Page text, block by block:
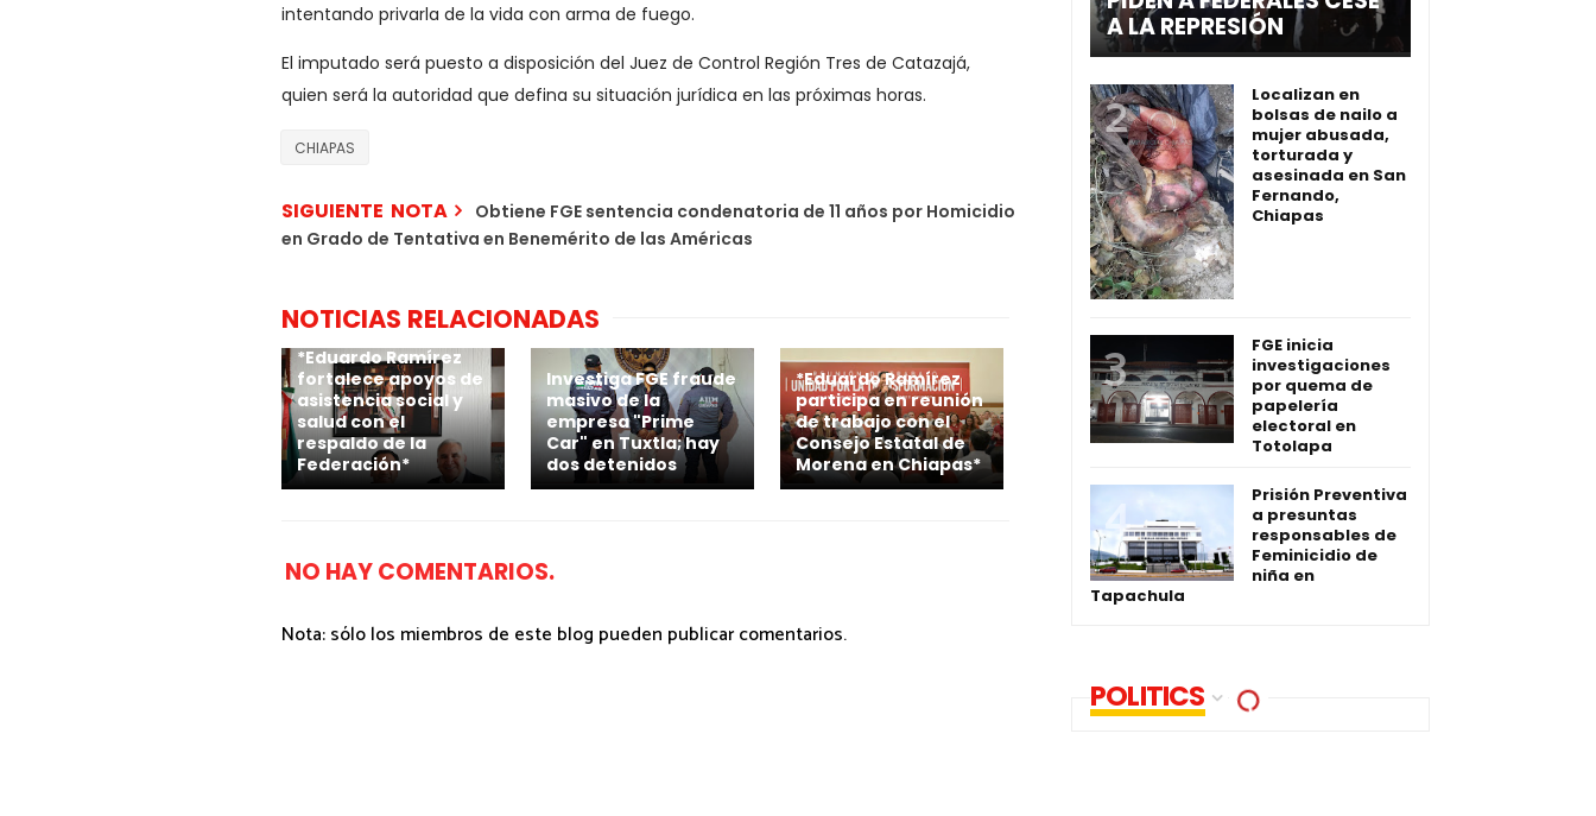
intentando privarla de la vida con arma de fuego.
El imputado será puesto a disposición del Juez de Control Región Tres de Catazajá,
quien será la autoridad que defina su situación jurídica en las próximas horas.
CHIAPAS
SIGUIENTE NOTA
Obtiene FGE sentencia condenatoria de 11 años por Homicidio
en Grado de Tentativa en Benemérito de las Américas
NOTICIAS RELACIONADAS
*Eduardo Ramírez
fortalece apoyos de
asistencia social y
salud con el
respaldo de la
Federación*
Investiga FGE fraude
masivo de la
empresa "Prime
Car" en Tuxtla; hay
dos detenidos
*Eduardo Ramírez
participa en reunión
de trabajo con el
Consejo Estatal de
Morena en Chiapas*
NO HAY COMENTARIOS.
Nota: sólo los miembros de este blog pueden publicar comentarios.
A LA REPRESIÓN
Localizan en
bolsas de nailo a
mujer abusada,
torturada y
asesinada en San
Fernando,
Chiapas
FGE inicia
investigaciones
por quema de
papelería
electoral en
Totolapa
Prisión Preventiva
a presuntas
responsables de
Feminicidio de
niña en
Tapachula
POLITICS